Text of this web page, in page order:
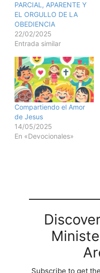
PARCIAL, APARENTE Y
EL ORGULLO DE LA
OBEDIENCIA
22/02/2025
Entrada similar
Compartiendo el Amor
de Jesus
14/05/2025
En «Devocionales»
Subscribe to get